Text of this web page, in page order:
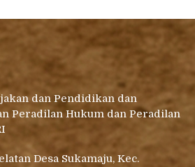
dan Pendidikan dan
Peradilan Hukum dan Peradilan
Desa Sukamaju, Kec.